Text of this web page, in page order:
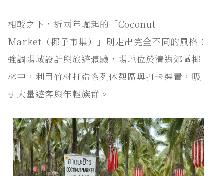
相較之下，近兩年崛起的「Coconut
Market（椰子市集）」則走出完全不同的風格：
強調場域設計與旅遊體驗，場地位於清邁郊區椰
林中，利用竹材打造系列休憩區與打卡裝置，吸
引大量遊客與年輕族群。